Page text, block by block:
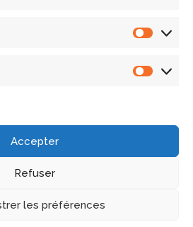
Accepter
Refuser
les préférences